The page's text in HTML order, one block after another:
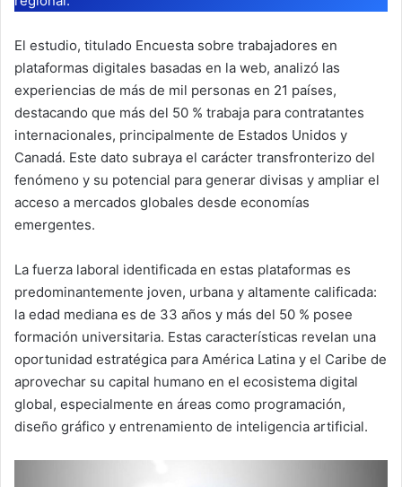
El estudio, titulado Encuesta sobre trabajadores en
plataformas digitales basadas en la web, analizó las
experiencias de más de mil personas en 21 países,
destacando que más del 50 % trabaja para contratantes
internacionales, principalmente de Estados Unidos y
Canadá. Este dato subraya el carácter transfronterizo del
fenómeno y su potencial para generar divisas y ampliar el
acceso a mercados globales desde economías
emergentes.
La fuerza laboral identificada en estas plataformas es
predominantemente joven, urbana y altamente calificada:
la edad mediana es de 33 años y más del 50 % posee
formación universitaria. Estas características revelan una
oportunidad estratégica para América Latina y el Caribe de
aprovechar su capital humano en el ecosistema digital
global, especialmente en áreas como programación,
diseño gráfico y entrenamiento de inteligencia artificial.